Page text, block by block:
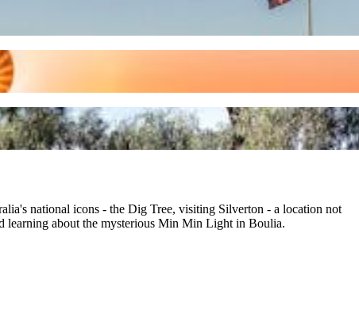
national icons - the Dig Tree, visiting Silverton - a location not
about the mysterious Min Min Light in Boulia.